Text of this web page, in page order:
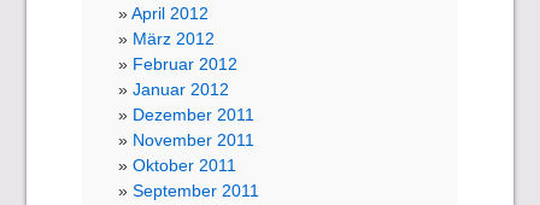
April 2012
März 2012
Februar 2012
Januar 2012
Dezember 2011
November 2011
Oktober 2011
September 2011